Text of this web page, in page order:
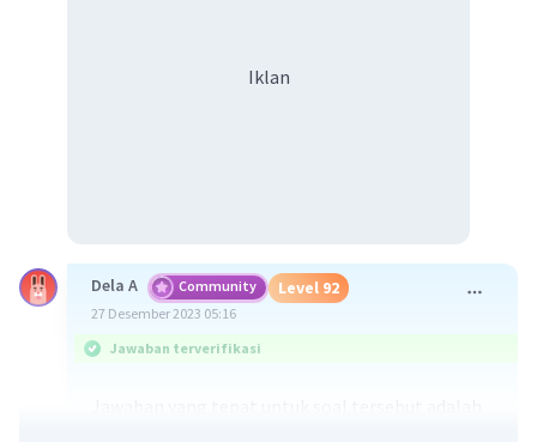
Iklan
Dela A Community Level 92
27 Desember 2023 05:16
Jawaban terverifikasi